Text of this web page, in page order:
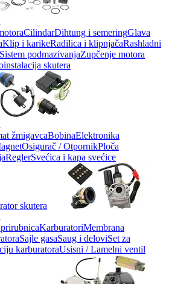
CilindarDihtung i semeringGlava
Klip i karikeRadilica i klipnjačaRashladni
Sistem podmazivanjaZupčenje motora
skutera
žmigavcaBobinaElektronika
Osigurač / OtpornikPloča
ReglerSvećica i kapa svećice
skutera
KarburatoriMembrana
Sajle gasaSaug i deloviSet za
karburatoraUsisni / Lamelni ventil